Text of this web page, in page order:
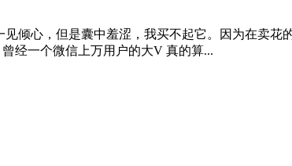
倾心，但是囊中羞涩，我买不起它。因为在卖花
经一个微信上万用户的大V 真的算...